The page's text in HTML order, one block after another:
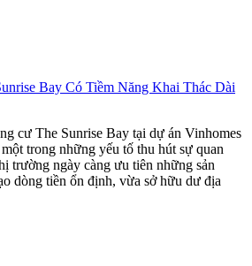
Bay Có Tiềm Năng Khai Thác Dài
cư The Sunrise Bay tại dự án Vinhomes
trong những yếu tố thu hút sự quan
trường ngày càng ưu tiên những sản
dòng tiền ổn định, vừa sở hữu dư địa